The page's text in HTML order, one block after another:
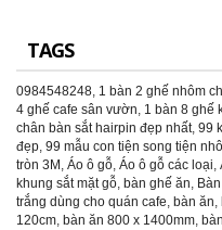
TAGS
0984548248, 1 bàn 2 ghế nhôm
4 ghế cafe sân vườn, 1 bàn 8 ghế
chân bàn sắt hairpin đẹp nhất, 99
đẹp, 99 mẫu con tiện song tiện
tròn 3M , Áo ô gỗ, Áo ô gỗ các loại,
khung sắt mặt gỗ, bàn ghế ăn,
trắng dùng cho quán cafe, bàn ăn,
120cm, bàn ăn 800 x 1400mm,